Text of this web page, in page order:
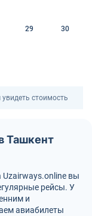
29 30
стоимость
Ташкент
вы
рейсы. У
и
авиабилеты